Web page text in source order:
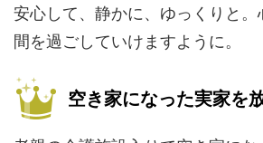
安心して、静かに、ゆっくりと
間を過ごしていけますように。
空き家になった実家を